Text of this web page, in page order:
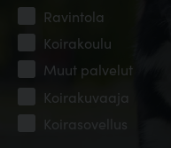
Ravintola
Koirakoulu
Muut palvelut
Koirakuvaaja
Koirasovellus